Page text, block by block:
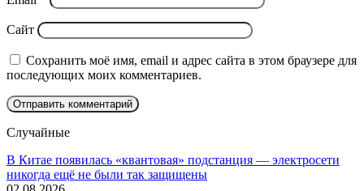
Сайт
Сохранить моё имя, email и адрес сайта в этом браузере для
последующих моих комментариев.
Случайные
В Китае появилась «квантовая» подстанция — электросети
никогда ещё не были так защищены